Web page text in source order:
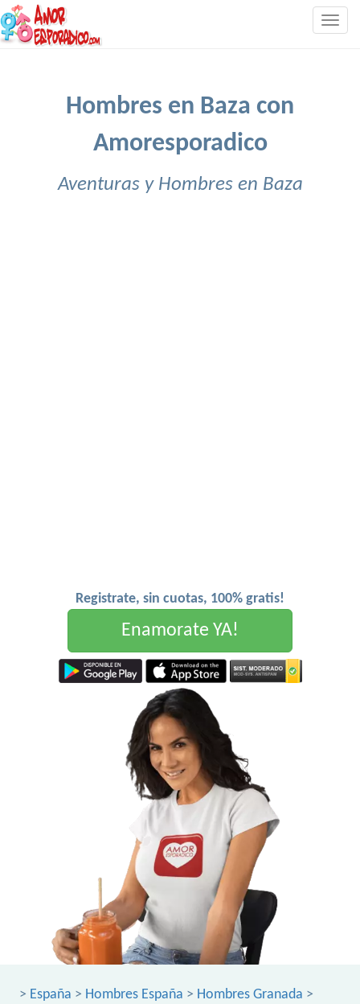
Hombres en Baza con
Amoresporadico
Aventuras y Hombres en Baza
Registrate, sin cuotas, 100% gratis!
Enamorate YA!
> España > Hombres España > Hombres Granada >